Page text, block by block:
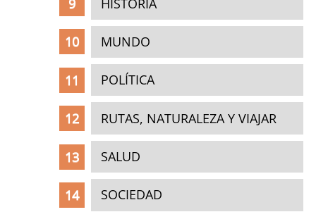
MUNDO
POLÍTICA
RUTAS, NATURALEZA Y VIAJAR
SALUD
SOCIEDAD